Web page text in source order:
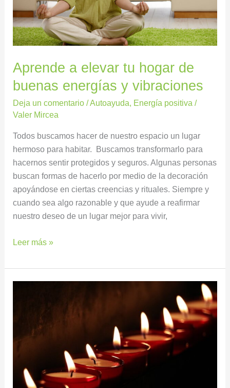
Aprende a elevar tu hogar de
buenas energías y vibraciones
Deja un comentario /Autoayuda, Energía positiva /
Valer Mircea
Todos buscamos hacer de nuestro espacio un lugar
hermoso para habitar. Buscamos transformarlo para
hacernos sentir protegidos y seguros. Algunas personas
buscan formas de hacerlo por medio de la decoración
apoyándose en ciertas creencias y rituales. Siempre y
cuando sea algo razonable y que ayude a reafirmar
nuestro deseo de un lugar mejor para vivir,
energías
y
vibraciones
Leer más »
propósito